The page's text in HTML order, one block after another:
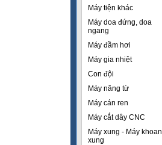
Máy tiện khác
Máy doa đứng, doa
ngang
Máy đầm hơi
Máy gia nhiệt
Con đội
Máy nâng từ
Máy cán ren
Máy cắt dây CNC
Máy xung - Máy khoan
xung